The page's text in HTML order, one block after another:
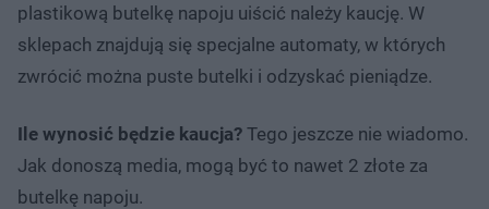
plastikową butelkę napoju uiścić należy kaucję. W
sklepach znajdują się specjalne automaty, w których
zwrócić można puste butelki i odzyskać pieniądze.
Ile wynosić będzie kaucja? Tego jeszcze nie wiadomo.
Jak donoszą media, mogą być to nawet 2 złote za
butelkę napoju.